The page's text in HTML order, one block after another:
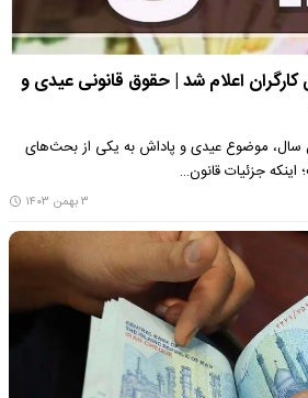
اعلام شد | حقوق قانونی عیدی و
سال، موضوع عیدی و پاداش به یکی از بحث‌های
جزئیات قانون…
۳ بهمن ۱۴۰۳